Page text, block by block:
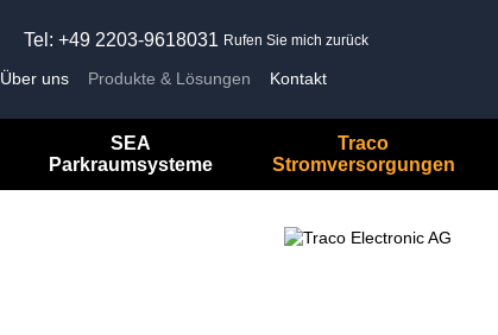
Tel: +49 2203-9618031 Rufen Sie mich zurück
Über uns Produkte & Lösungen
Kontakt
SEA
Parkraumsysteme
Traco
Stromversorgungen